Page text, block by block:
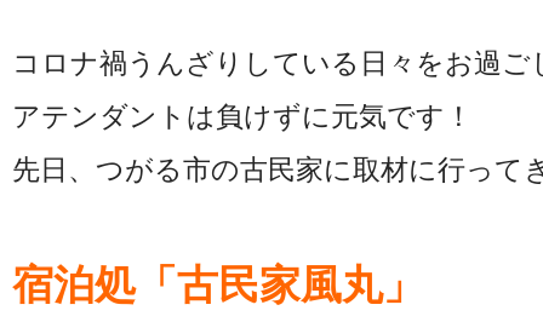
コロナ禍うんざりしている日々をお過ご
アテンダントは負けずに元気です！
先日、つがる市の古民家に取材に行って
宿泊処「古民家風丸」